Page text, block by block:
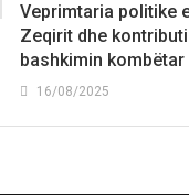
Veprimtaria politike
Zeqirit dhe
bashkimin
16/08/2025